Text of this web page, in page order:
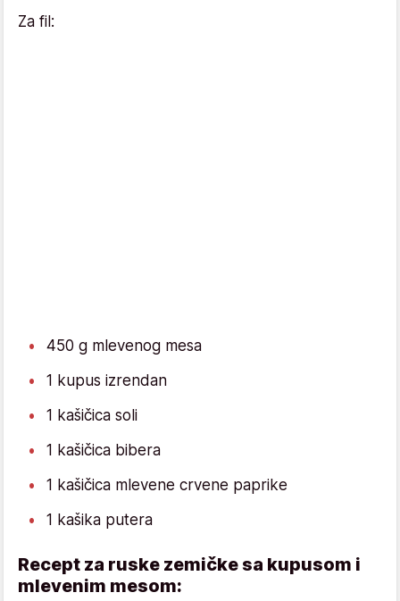
Za fil:
450 g mlevenog mesa
1 kupus izrendan
1 kašičica soli
1 kašičica bibera
1 kašičica mlevene crvene paprike
1 kašika putera
Recept za ruske zemičke sa kupusom i
mlevenim mesom: